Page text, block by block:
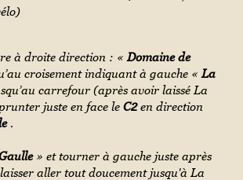
à droite direction : « Domaine de
croisement indiquant à gauche « La
carrefour (après avoir laissé La
juste en face le C2en direction
.
» et tourner à gauche juste après
aller tout doucement jusqu'à La